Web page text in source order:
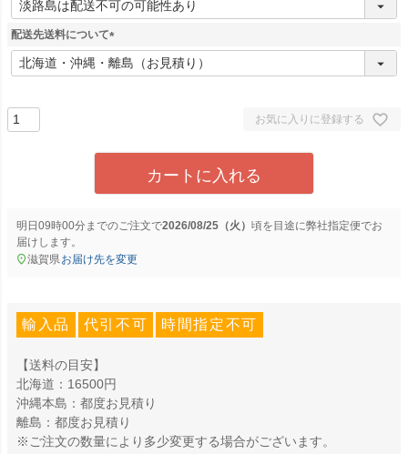
必
須
配送先送料について
(
必
お気に入りに登録する
カートに入れる
明日 09時00分までのご注文で2026/08/25（火） に弊社指定便でお
届けします。
滋賀県お届け先を変更
輸入品 代引不可 時間指定不可
【送料の目安】
北海道：16500円
沖縄本島：都度お見積り
離島：都度お見積り
※ご注文の数量により多少変更する場合がございます。